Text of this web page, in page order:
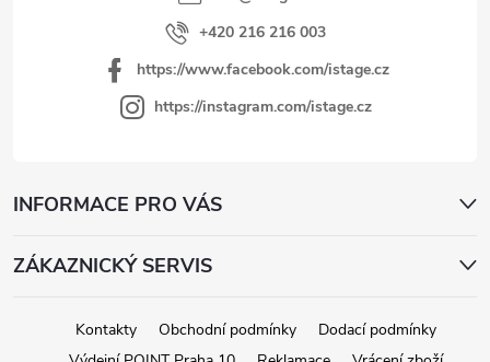
+420 216 216 003
https://www.facebook.com/istage.cz
https://instagram.com/istage.cz
INFORMACE PRO VÁS
ZÁKAZNICKÝ SERVIS
Kontakty Obchodní podmínky
Dodací podmínky